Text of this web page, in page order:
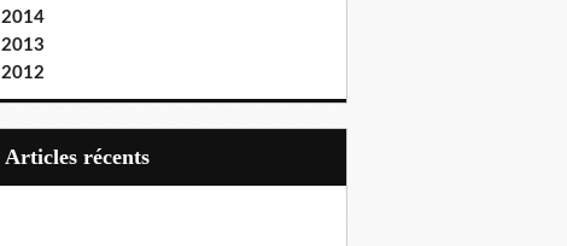
2014
2013
2012
articles récents